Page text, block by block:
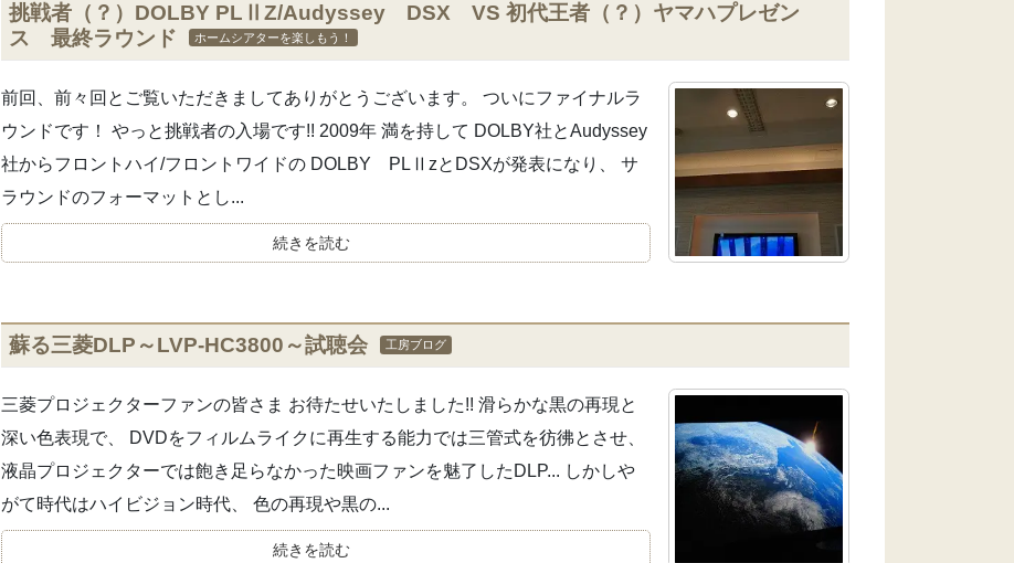
挑戦者（？）DOLBY PLⅡZ/Audyssey DSX VS 初代王者（？）ヤマハプレゼン
ス 最終ラウンド
ホームシアターを楽しもう！
前回、前々回とご覧いただきましてありがとうございます。 ついにファイナルラ
ウンドです！ やっと挑戦者の入場です!! 2009年 満を持して DOLBY社とAudyssey
社からフロントハイ/フロントワイドの DOLBY PLⅡzとDSXが発表になり、 サ
ラウンドのフォーマットとし...
続きを読む
蘇る三菱DLP～LVP-HC3800～試聴会 工房ブログ
三菱プロジェクターファンの皆さま お待たせいたしました!! 滑らかな黒の再現と
深い色表現で、 DVDをフィルムライクに再生する能力では三管式を彷彿とさせ、
液晶プロジェクターでは飽き足らなかった映画ファンを魅了したDLP... しかしや
がて時代はハイビジョン時代、 色の再現や黒の...
続きを読む